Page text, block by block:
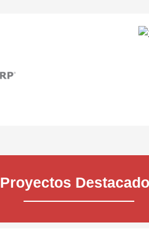
Proyectos